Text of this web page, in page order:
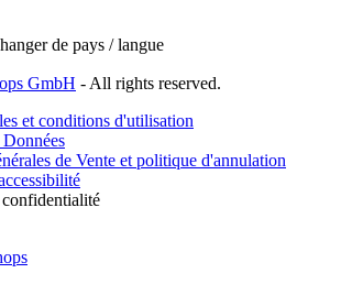
de pays / langue
GmbH - All rights reserved.
et conditions d'utilisation
de Vente et politique d'annulation
confidentialité